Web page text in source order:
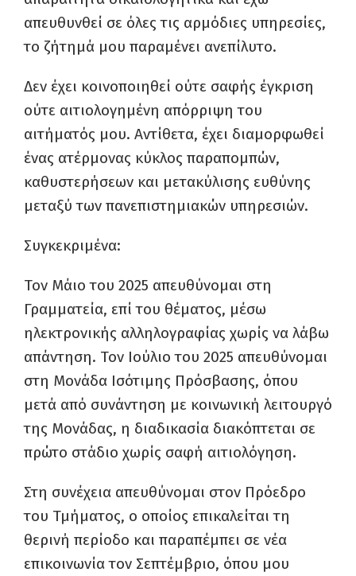
απευθυνθεί σε όλες τις αρμόδιες υπηρεσίες,
το ζήτημά μου παραμένει ανεπίλυτο.
Δεν έχει κοινοποιηθεί ούτε σαφής έγκριση
ούτε αιτιολογημένη απόρριψη του
αιτήματός μου. Αντίθετα, έχει διαμορφωθεί
ένας ατέρμονας κύκλος παραπομπών,
καθυστερήσεων και μετακύλισης ευθύνης
μεταξύ των πανεπιστημιακών υπηρεσιών.
Συγκεκριμένα:
Τον Μάιο του 2025 απευθύνομαι στη
Γραμματεία, επί του θέματος, μέσω
ηλεκτρονικής αλληλογραφίας χωρίς να λάβω
απάντηση. Τον Ιούλιο του 2025 απευθύνομαι
στη Μονάδα Ισότιμης Πρόσβασης, όπου
μετά από συνάντηση με κοινωνική λειτουργό
της Μονάδας, η διαδικασία διακόπτεται σε
πρώτο στάδιο χωρίς σαφή αιτιολόγηση.
Στη συνέχεια απευθύνομαι στον Πρόεδρο
του Τμήματος, ο οποίος επικαλείται τη
θερινή περίοδο και παραπέμπει σε νέα
επικοινωνία τον Σεπτέμβριο, όπου μου